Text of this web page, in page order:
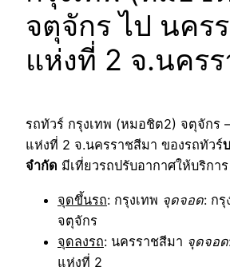
จตุจักร ไป นคร
แห่งที่ 2 จ.นคร
รถทัวร์ กรุงเทพ (หมอชิต2) จตุจักร
แห่งที่ 2 จ.นครราชสีมา ของรถทัวร์
จำกัด มีเที่ยวรถปรับอากาศให้บริการ
จุดขึ้นรถ: กรุงเทพ จุดจอด: ก
จตุจักร
จุดลงรถ: นครราชสีมา จุดจอด
แห่งที่ 2